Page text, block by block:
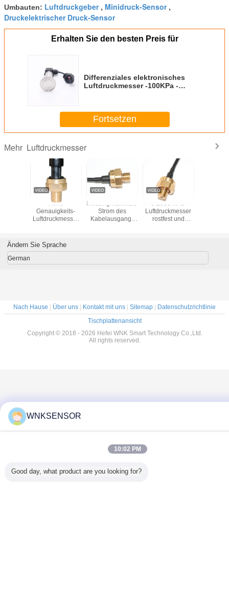
Umbauten: Luftdruckgeber, Minidruck-Sensor,
Druckelektrischer Druck-Sensor
Erhalten Sie den besten Preis für
Differenziales elektronisches
Luftdruckmesser -100KPa -
Fortsetzen
Mehr Luftdruckmesser
Hohe
Genauigkeits-
Luftdruckmesser
für Wasser-
Behälter
Messingmaximaler
Strom des
Kabelausgang-
0-2000 KPa-
Luftdruckmesser
rostfest und
Ändern Sie Sprache
German
Nach Hause | Über uns | Kontakt mit uns | Sitemap | Datenschutzrichtlinie
Tischplattenansicht
Copyright © 2018 - 2026 Hefei WNK Smart Technology Co.,Ltd.
All rights reserved.
WNKSENSOR
10:02 PM
Good day, what product are you looking for?